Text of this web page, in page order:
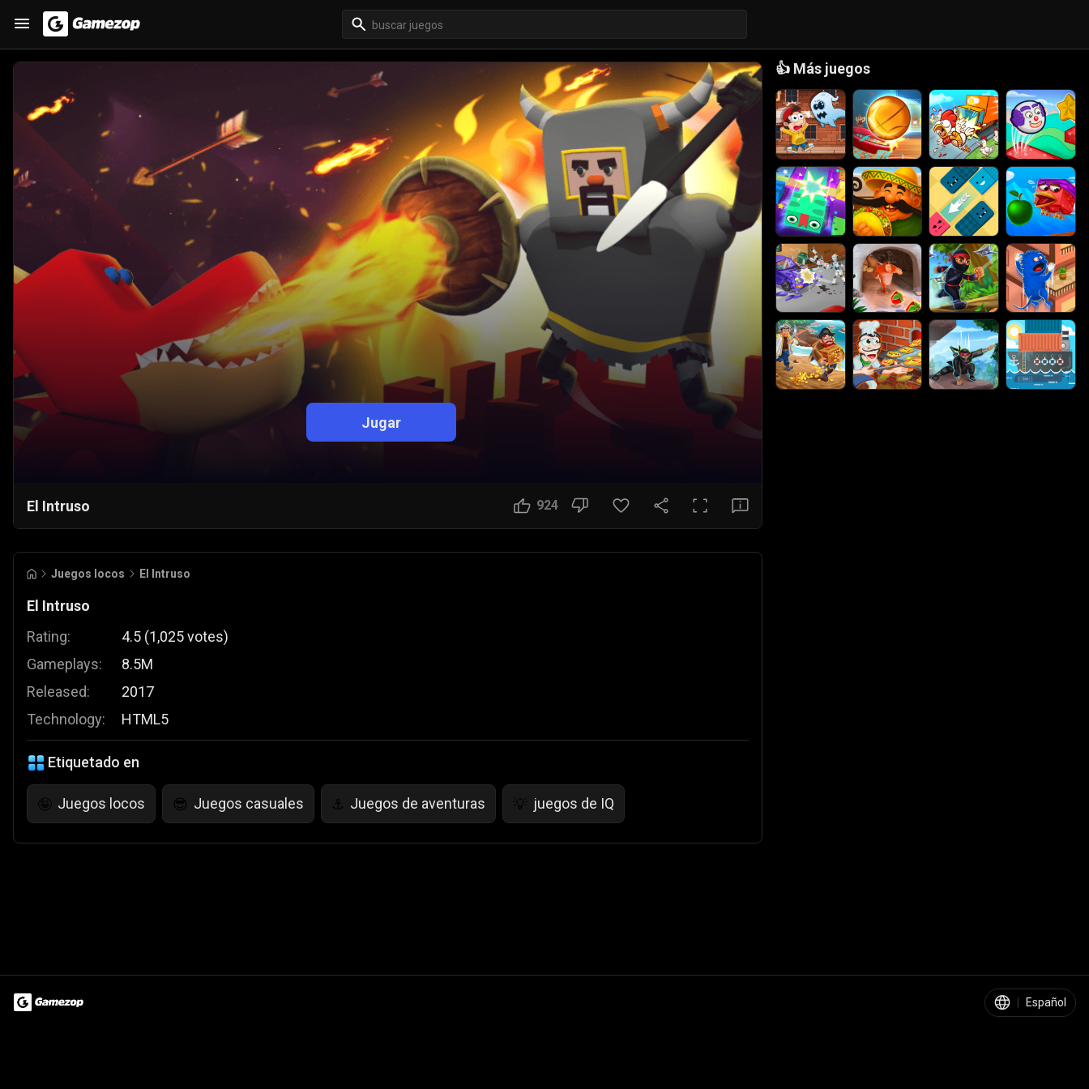
Jugar
El Intruso 924
Juegos locos El Intruso
El Intruso
Rating:
Gameplays:
Released:
Technology:
4.5 (1,025votes)
8.5M
2017
HTML5
Etiquetado en
🤪 Juegos locos 😎 Juegos casuales ⚓ Juegos de aventuras 💡 juegos de IQ
👍 Más juegos
| Español